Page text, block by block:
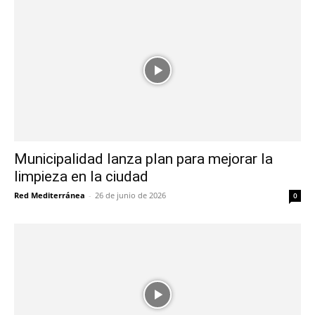
Municipalidad lanza plan para mejorar la
limpieza en la ciudad
Red Mediterránea - 26 de junio de 2026 0